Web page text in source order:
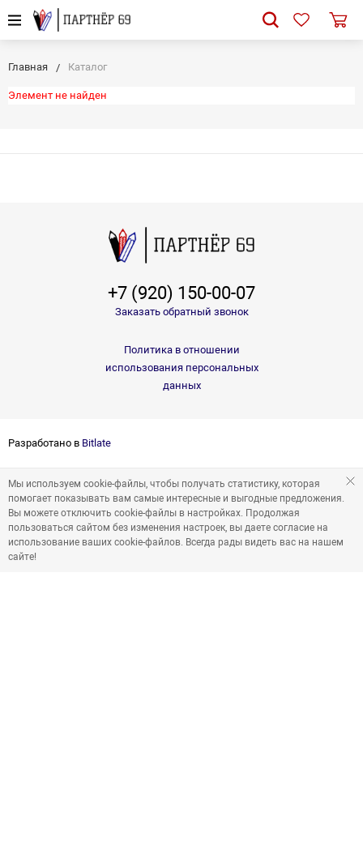
Главная Каталог
Элемент не найден
+7 (920) 150-00-07
Заказать обратный звонок
Политика в отношении
использования персональных
данных
Разработано в Bitlate
Мы используем cookie-файлы, чтобы получать статистику, которая
помогает показывать вам самые интересные и выгодные предложения.
Вы можете отключить cookie-файлы в настройках. Продолжая
пользоваться сайтом без изменения настроек, вы даете согласие на
использование ваших cookie-файлов. Всегда рады видеть вас на нашем
сайте!